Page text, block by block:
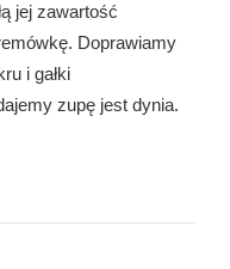
jej zawartość
Doprawiamy
i gałki
zupę jest dynia.